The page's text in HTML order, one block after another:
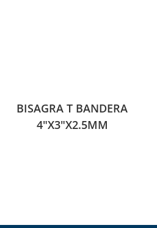
BISAGRA T BANDERA
4″X3″X2.5MM